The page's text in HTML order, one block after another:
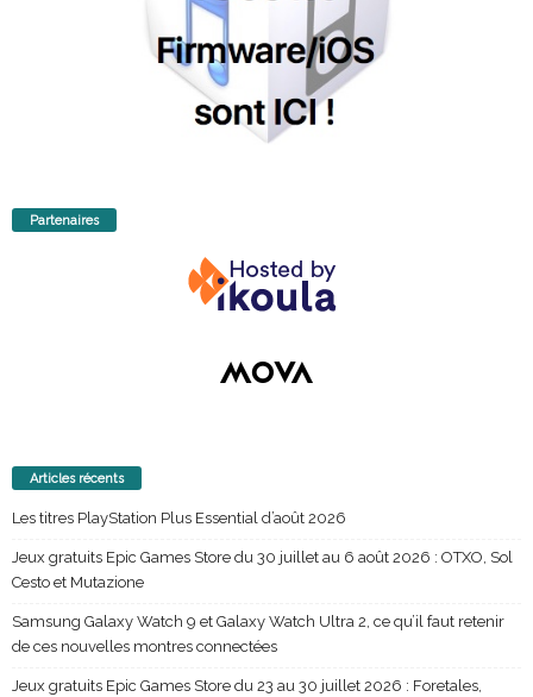
Partenaires
Articles récents
Les titres PlayStation Plus Essential d’août 2026
Jeux gratuits Epic Games Store du 30 juillet au 6 août 2026 : OTXO, Sol
Cesto et Mutazione
Samsung Galaxy Watch 9 et Galaxy Watch Ultra 2, ce qu’il faut retenir
de ces nouvelles montres connectées
Jeux gratuits Epic Games Store du 23 au 30 juillet 2026 : Foretales,